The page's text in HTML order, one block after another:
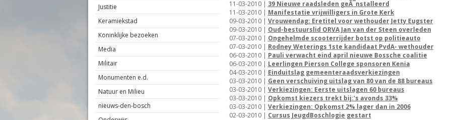
Justitie
Keramiekstad
Koninklijke bezoeken
Media
Militair
Monumenten e.d.
Natuur en Milieu
nieuws-den-bosch
11-03-2010 | 39 Nieuwe raadsleden geÃ¯nstalleerd
11-03-2010 | Manifestatie vrijwilligers in Grote Kerk
09-03-2010 | Vrouwendag: Eretitel voor wethouder Jetty Eugster
09-03-2010 | Oud-bestuurslid ORVA Jan van der Steen overleden
07-03-2010 | Ongehelmde scooterrijder botst op politieauto
07-03-2010 | Rodney Weterings 1ste kandidaat PvdA- wethouder
06-03-2010 | Pauli verwacht eind april nieuwe Bossche coalitie
06-03-2010 | Leerlingen Pierson College sponsoren Kenia
04-03-2010 | Einduitslag gemeenteraadsverkiezingen
03-03-2010 | Geen verschuiving uitslag van 80 van de 88 bureaus
03-03-2010 | Verkiezingen: Eerste uitslagen 60 bureaus
03-03-2010 | Opkomst kiezers trekt bij:'s avonds 33%
03-03-2010 | Verkiezingen: Opkomst 2% lager dan in 2006
02-03-2010 | Cursus JeugdBoschlogie gestart